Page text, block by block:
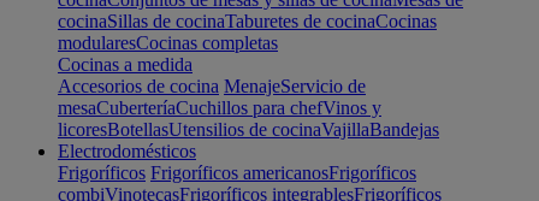
cocinaSillas de cocinaTaburetes de cocinaCocinas
modularesCocinas completas
Cocinas a medida
Accesorios de cocina MenajeServicio de
mesaCuberteríaCuchillos para chefVinos y
licoresBotellasUtensilios de cocinaVajillaBandejas
Electrodomésticos
Frigoríficos Frigoríficos americanosFrigoríficos
combiVinotecasFrigoríficos integrablesFrigoríficos